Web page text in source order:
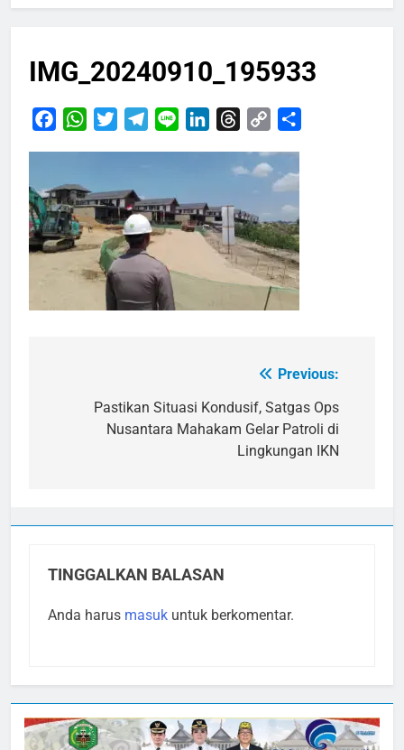
IMG_20240910_195933
FacebookWhatsApp
TwitterTelegram
Line LinkedInThreads
Copy
Previous:
Pastikan Situasi Kondusif, Satgas Ops
Nusantara Mahakam Gelar Patroli di
Lingkungan IKN
TINGGALKAN BALASAN
Anda harus masuk untuk berkomentar.